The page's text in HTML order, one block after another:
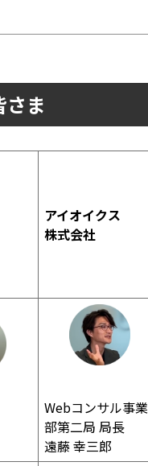
ま
アイオイクス
株式会社
Webコンサル事業
部第二局 局長
遠藤 幸三郎